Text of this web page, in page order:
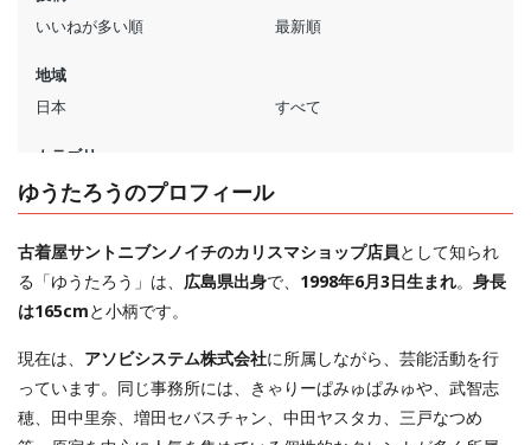
ゆうたろうのプロフィール
古着屋サントニブンノイチのカリスマショップ店員として知られ
る「ゆうたろう」は、 広島県出身で、 1998年6月3日生まれ。 身長
は165cmと小柄です。
現在は、 アソビシステム株式会社に所属しながら、芸能活動を行
っています。同じ事務所には、きゃりーぱみゅぱみゅや、武智志
穂、田中里奈、増田セバスチャン、中田ヤスタカ、三戸なつめ